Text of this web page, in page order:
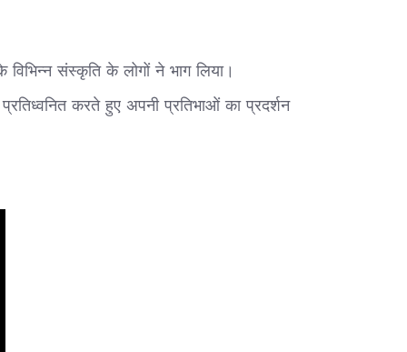
संस्कृति के लोगों ने भाग लिया।
करते हुए अपनी प्रतिभाओं का प्रदर्शन